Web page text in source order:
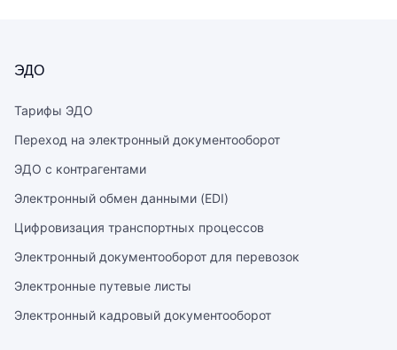
ЭДО
Тарифы ЭДО
Переход на электронный документооборот
ЭДО с контрагентами
Электронный обмен данными (EDI)
Цифровизация транспортных процессов
Электронный документооборот для перевозок
Электронные путевые листы
Электронный кадровый документооборот